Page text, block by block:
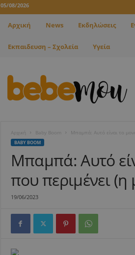
05/08/2026
Αρχική News Εκδηλώσεις
Εκπαιδευση – Σχολεία Υγεία
Αρχική Baby Boom Μπαμπά: Αυτό είναι το
BABY BOOM
Μπαμπά: Αυτό
που περιμένει
19/06/2023